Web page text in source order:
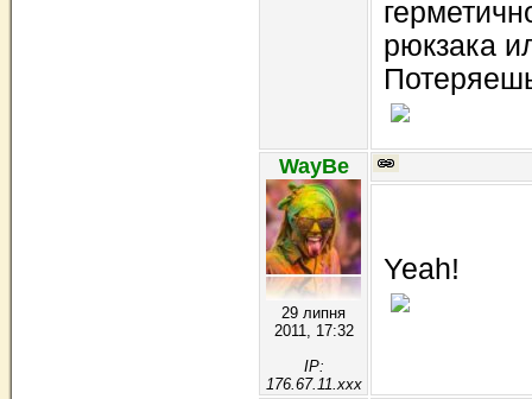
pюкзака
WayBe
29 липня
2011, 17:32
IP:
176.67.11.xxx
Yeah!